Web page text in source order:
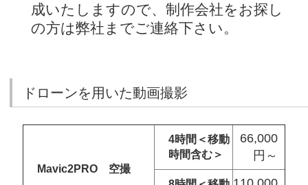
成いたしますので、制作会社をお探し
の方は弊社までご連絡下さい。
ドローンを用いた動画撮影
Mavic2PRO 空撮
4時間＜移動
時間含む＞
66,000
円～